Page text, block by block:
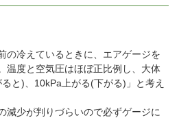
の冷えているときに、エアゲージを
温度と空気圧はほぼ正比例し、大体
と)、10kPa上がる(下がる)」と考え
減少が判りづらいので必ずゲージに